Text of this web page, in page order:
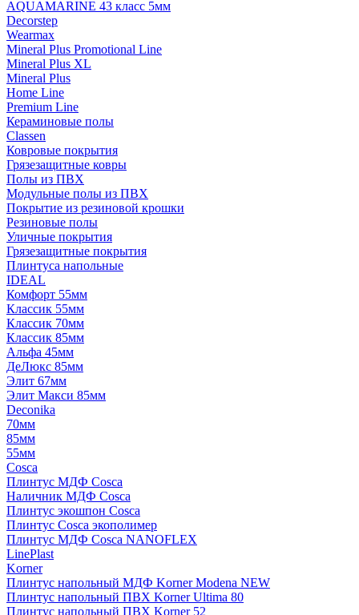
AQUAMARINE 43 класс 5мм
Decorstep
Wearmax
Mineral Plus Promotional Line
Mineral Plus XL
Mineral Plus
Home Line
Premium Line
Кераминовые полы
Classen
Ковровые покрытия
Грязезащитные ковры
Полы из ПВХ
Модульные полы из ПВХ
Покрытие из резиновой крошки
Резиновые полы
Уличные покрытия
Грязезащитные покрытия
Плинтуса напольные
IDEAL
Комфорт 55мм
Классик 55мм
Классик 70мм
Классик 85мм
Альфа 45мм
ДеЛюкс 85мм
Элит 67мм
Элит Макси 85мм
Deconika
70мм
85мм
55мм
Cosca
Плинтус МДФ Cosca
Наличник МДФ Cosca
Плинтус экошпон Cosca
Плинтус Cosca экополимер
Плинтус МДФ Cosca NANOFLEX
LinePlast
Korner
Плинтус напольный МДФ Korner Modena NEW
Плинтус напольный ПВХ Korner Ultima 80
Плинтус напольный ПВХ Korner 52